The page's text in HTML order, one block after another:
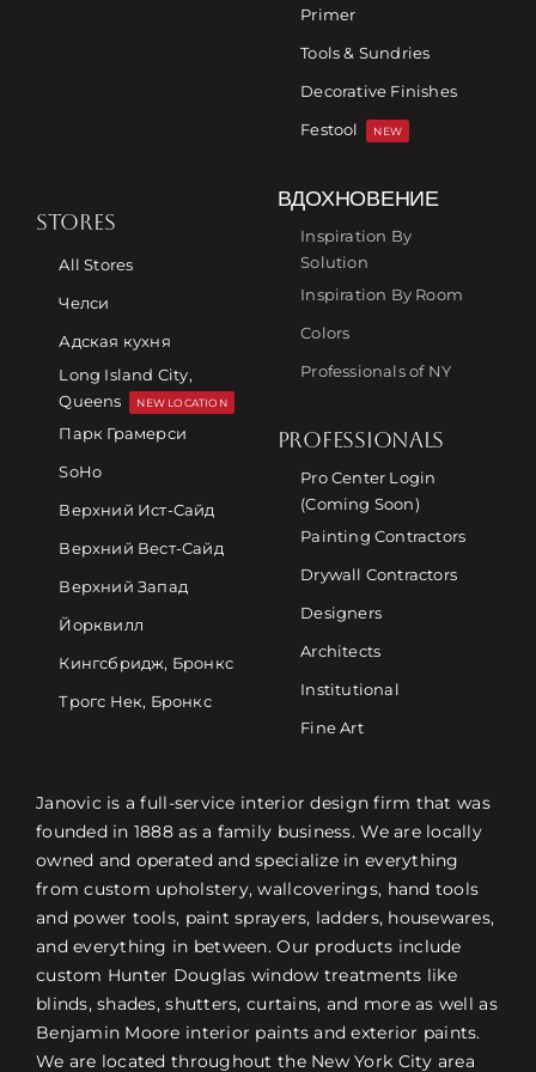
Primer
Tools & Sundries
Decorative Finishes
Festool
NEW
STORES
All Stores
Челси
Адская кухня
Long Island City,
Queens
NEW LOCATION
Парк Грамерси
SoHo
Верхний Ист-Сайд
Верхний Вест-Сайд
Верхний Запад
Йорквилл
Кингсбридж, Бронкс
Трогс Нек, Бронкс
ВДОХНОВЕНИЕ
Inspiration By
Solution
Inspiration By Room
Colors
Professionals of NY
PROFESSIONALS
Pro Center Login
(Coming Soon)
Painting Contractors
Drywall Contractors
Designers
Architects
Institutional
Fine Art
Janovic is a full-service interior design firm that was
founded in 1888 as a family business. We are locally
owned and operated and specialize in everything
from custom upholstery, wallcoverings, hand tools
and power tools, paint sprayers, ladders, housewares,
and everything in between. Our products include
custom Hunter Douglas window treatments like
blinds, shades, shutters, curtains, and more as well as
Benjamin Moore interior paints and exterior paints.
We are located throughout the New York City area